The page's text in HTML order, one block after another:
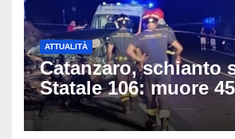
ATTUALITÀ
Catanzaro, schianto
Statale 106: muore
coinvolti un’auto, un
una moto